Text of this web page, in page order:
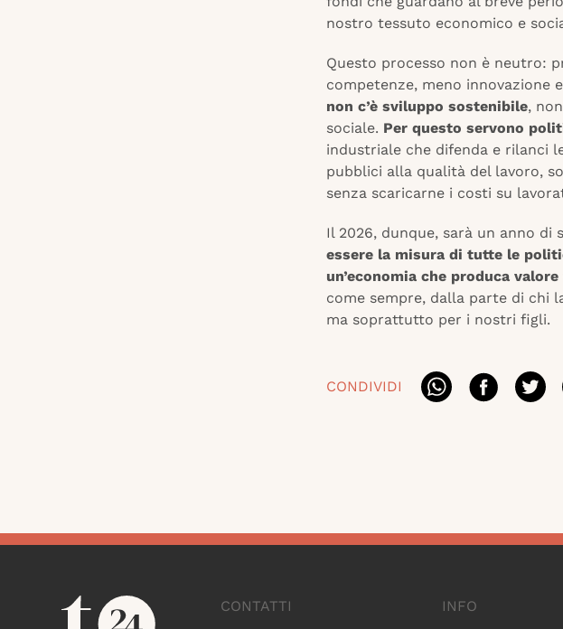
nostro tessuto economico e
Questo processo non è neutro:
competenze, meno innovazione
non c’è sviluppo sostenibile,
sociale. Per questo servono
industriale che difenda e rilanci
pubblici alla qualità del lavoro,
senza scaricarne i costi su
Il 2026, dunque, sarà un anno di
essere la misura di tutte le
un’economia che produca
come sempre, dalla parte di chi
ma soprattutto per i nostri figli.
CONDIVIDI
CONTATTI INFO